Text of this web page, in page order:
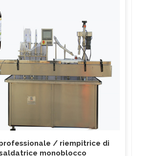
/ riempitrice di
monoblocco